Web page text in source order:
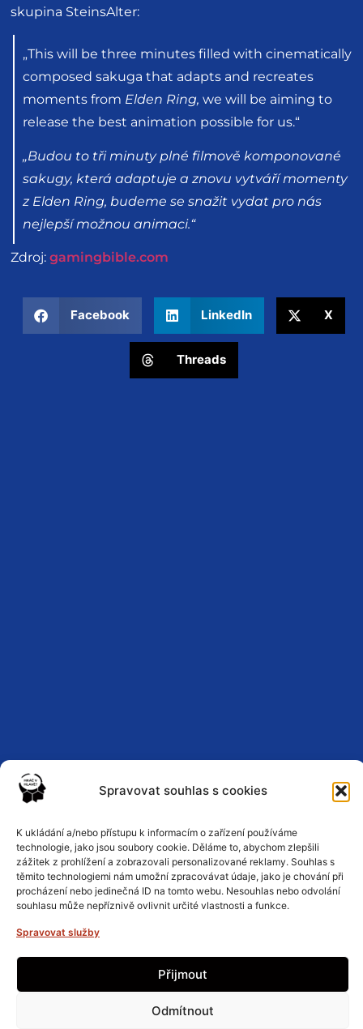
Spravovat souhlas s cookies
K ukládání a/nebo přístupu k informacím o zařízení používáme
technologie, jako jsou soubory cookie. Děláme to, abychom zlepšili
zážitek z prohlížení a zobrazovali personalizované reklamy. Souhlas s
těmito technologiemi nám umožní zpracovávat údaje, jako je chování při
procházení nebo jedinečná ID na tomto webu. Nesouhlas nebo odvolání
souhlasu může nepříznivě ovlivnit určité vlastnosti a funkce.
Spravovat služby
Přijmout
Odmítnout
skupina SteinsAlter:
„This will be three minutes filled with cinematically
composed sakuga that adapts and recreates
moments from Elden Ring, we will be aiming to
release the best animation possible for us.“
„Budou to tři minuty plné filmově komponované
sakugy, která adaptuje a znovu vytváří momenty
z Elden Ring, budeme se snažit vydat pro nás
nejlepší možnou animaci.“
Zdroj: gamingbible.com
Facebook LinkedIn X
Threads
Zásady ochrany osobních údajů
Podmínky a pravidla